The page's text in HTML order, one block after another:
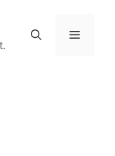
Menu